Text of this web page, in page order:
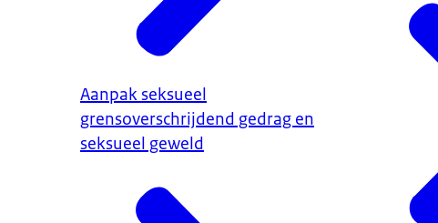
Aanpak seksueel
grensoverschrijdend gedrag en
seksueel geweld